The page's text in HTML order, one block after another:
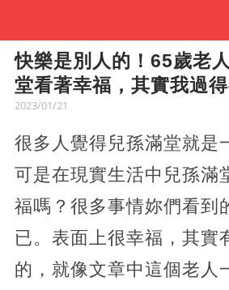
快樂是別人的！65歲老
堂看著幸福，其實我過
2023/01/21
很多人覺得兒孫滿堂就是
可是在現實生活中兒孫滿
福嗎？很多事情妳們看到
已。表面上很幸福，其實
的，就像文章中這個老人